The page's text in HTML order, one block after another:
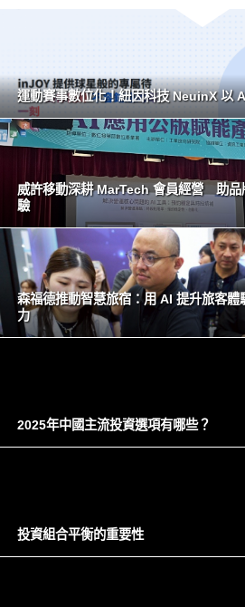
運動賽事數位化！紐因科技 NeuinX 以
威許移動深耕 MarTech 會員經營 助品
驗
森福德推動智慧旅宿：用 AI 提升旅客體
力
2025年中國主流投資選項有哪些？
投資組合平衡的重要性